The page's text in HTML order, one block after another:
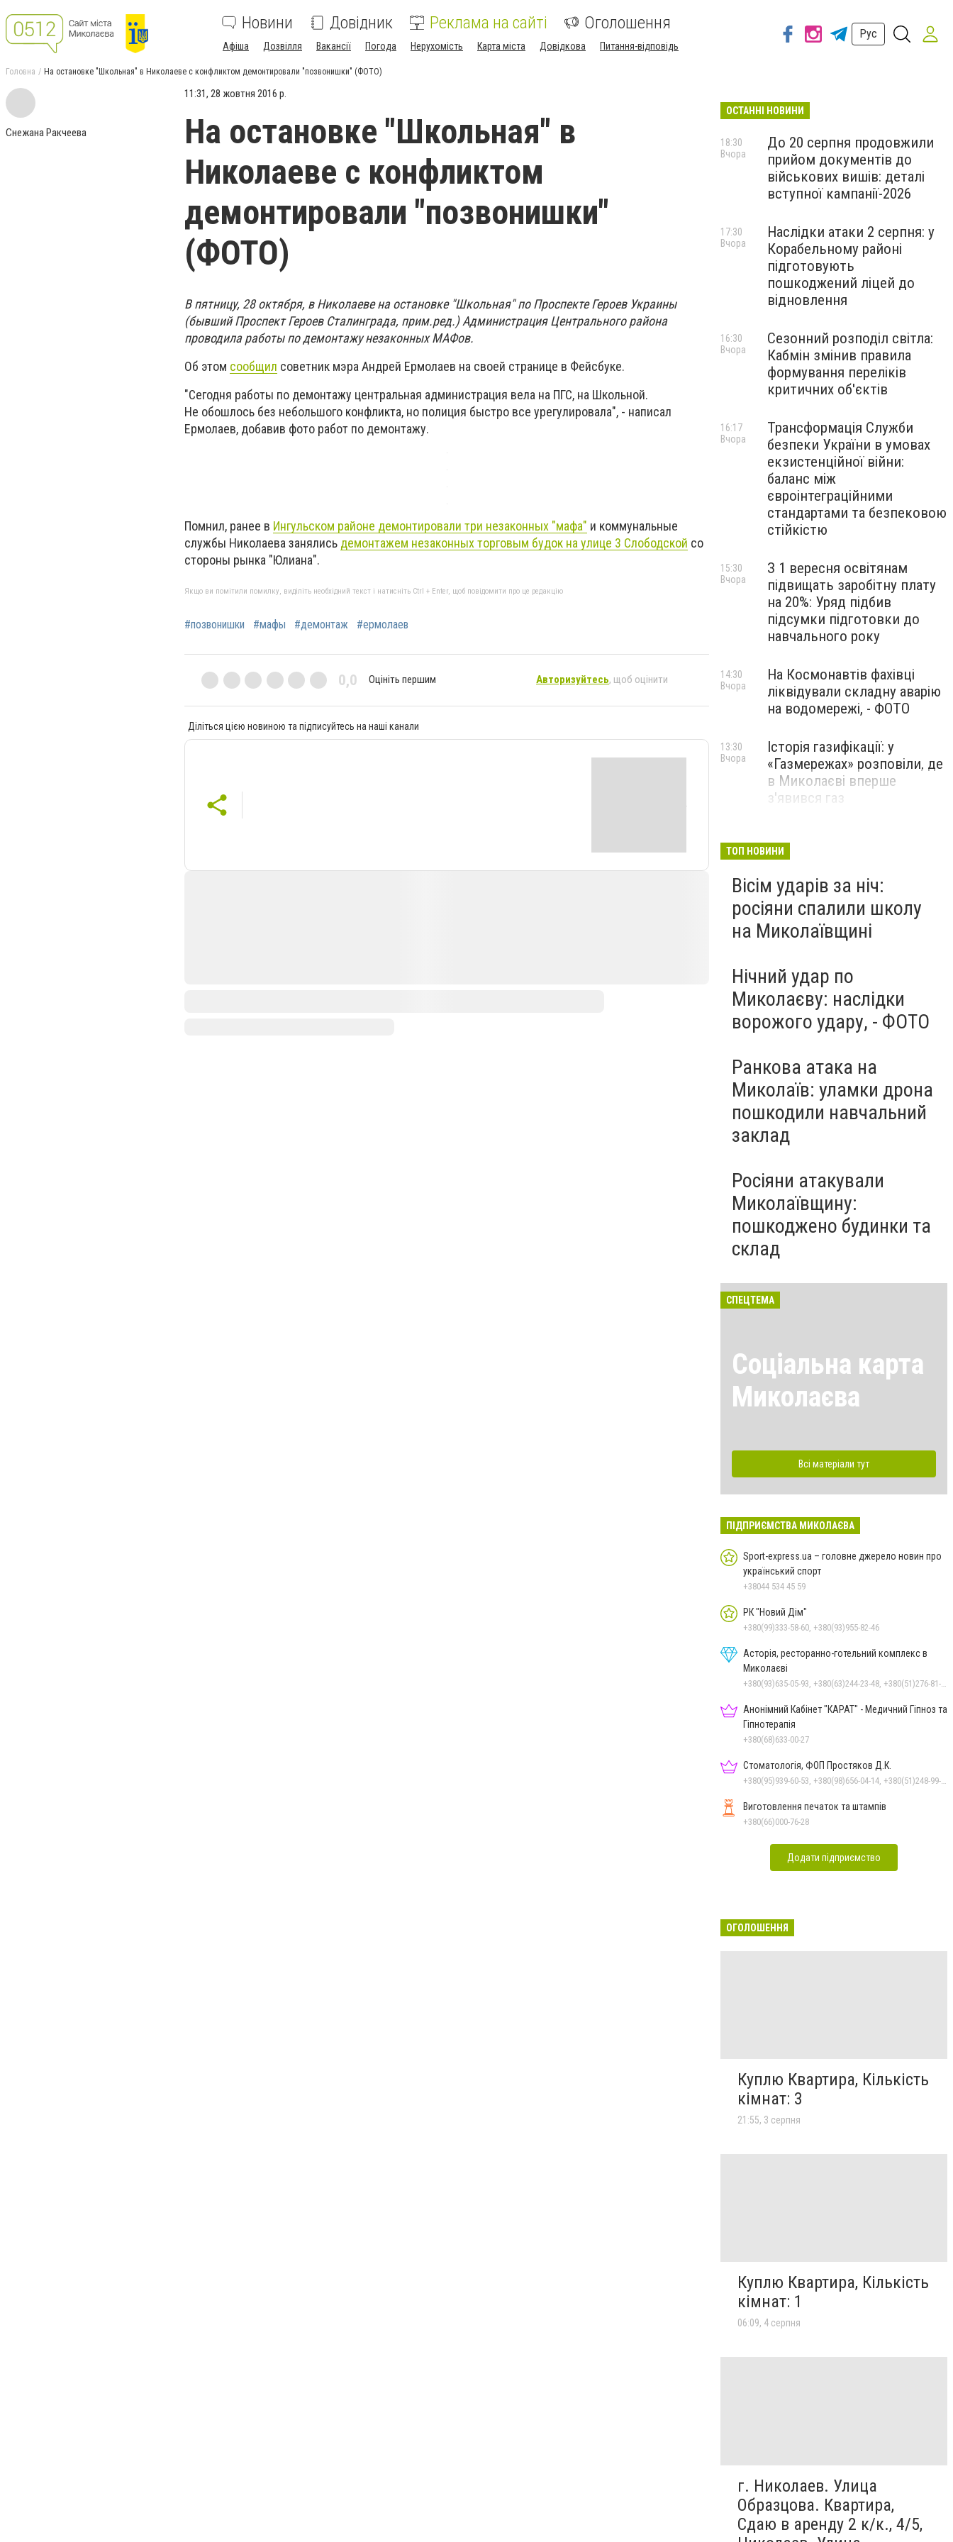
Новини Довідник Реклама на сайті Оголошення
Афіша Дозвілля Вакансії Погода Нерухомість Карта міста Довідкова Питання-відповідь
Рус
Головна На остановке "Школьная" в Николаеве с конфликтом демонтировали "позвонишки" (ФОТО)
Снежана Ракчеева
11:31, 28 жовтня 2016 р.
На остановке "Школьная" в
Николаеве с конфликтом
демонтировали "позвонишки"
(ФОТО)
В пятницу, 28 октября, в Николаеве на остановке "Школьная" по Проспекте Героев Украины
(бывший Проспект Героев Сталинграда, прим.ред.) Администрация Центрального района
проводила работы по демонтажу незаконных МАФов.
Об этом сообщил советник мэра Андрей Ермолаев на своей странице в Фейсбуке.
"Сегодня работы по демонтажу центральная администрация вела на ПГС, на Школьной.
Не обошлось без небольшого конфликта, но полиция быстро все урегулировала", - написал
Ермолаев, добавив фото работ по демонтажу.
Помнил, ранее в Ингульском районе демонтировали три незаконных "мафа" и коммунальные
службы Николаева занялись демонтажем незаконных торговым будок на улице 3 Слободской со
стороны рынка "Юлиана".
Якщо ви помітили помилку, виділіть необхідний текст і натисніть Ctrl + Enter, щоб повідомити про це редакцію
#позвонишки #мафы #демонтаж #ермолаев
0,0 Оцініть першим Авторизуйтесь, щоб оцінити
Діліться цією новиною та підписуйтесь на наші канали
ОСТАННІ НОВИНИ
До 20 серпня продовжили
прийом документів до
військових вишів: деталі
вступної кампанії-2026
18:30
Вчора
Наслідки атаки 2 серпня: у
Корабельному районі
підготовують
пошкоджений ліцей до
відновлення
17:30
Вчора
Сезонний розподіл світла:
Кабмін змінив правила
формування переліків
критичних об'єктів
16:30
Вчора
Трансформація Служби
безпеки України в умовах
екзистенційної війни:
баланс між
євроінтеграційними
стандартами та безпековою
стійкістю
16:17
Вчора
З 1 вересня освітянам
підвищать заробітну плату
на 20%: Уряд підбив
підсумки підготовки до
навчального року
15:30
Вчора
На Космонавтів фахівці
ліквідували складну аварію
на водомережі, - ФОТО
14:30
Вчора
Історія газифікації: у
«Газмережах» розповіли, де
в Миколаєві вперше
з'явився газ
13:30
Вчора
Миколаєві 2026: шукаємо
перезавантаження
ПАРТНЕРСЬКИЙ СПЕЦПРОЄКТ
Вчора
ТОП НОВИНИ
Вісім ударів за ніч:
росіяни спалили школу
на Миколаївщині
Нічний удар по
Миколаєву: наслідки
ворожого удару, - ФОТО
Ранкова атака на
Миколаїв: уламки дрона
пошкодили навчальний
заклад
Росіяни атакували
Миколаївщину:
пошкоджено будинки та
склад
СПЕЦТЕМА
Соціальна карта
Миколаєва
Всі матеріали тут
ПІДПРИЄМСТВА МИКОЛАЄВА
Sport-express.ua – головне джерело новин про
український спорт
+38044 534 45 59
РК "Новий Дім"
+380(99)333-58-60, +380(93)955-82-46
Асторія, ресторанно-готельний комплекс в
Миколаєві
Анонімний Кабінет "КАРАТ" - Медичний Гіпноз та
Гіпнотерапія
+380(68)633-00-27
Стоматологія, ФОП Простяков Д.К.
Виготовлення печаток та штампів
+380(66)000-76-28
Додати підприємство
ОГОЛОШЕННЯ
Куплю Квартира, Кількість
кімнат: 3
21:55, 3 серпня
Куплю Квартира, Кількість
кімнат: 1
06:09, 4 серпня
г. Николаев. Улица
Образцова. Квартира,
Сдаю в аренду 2 к/к., 4/5,